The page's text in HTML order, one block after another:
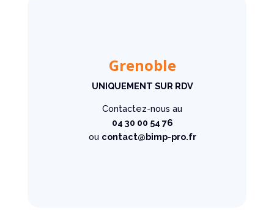
Grenoble
UNIQUEMENT SUR RDV
Contactez-nous au
04 30 00 54 76
ou contact@bimp-pro.fr